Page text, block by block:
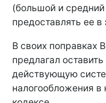
(большой и
предоставлять ее
В своих поправках
предлагал
действующую
налогообложения